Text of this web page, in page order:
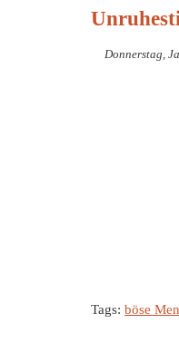
Donnerstag,
Tags: böse